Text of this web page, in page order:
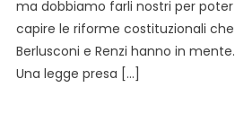
ma dobbiamo farli nostri per poter
capire le riforme costituzionali che
Berlusconi e Renzi hanno in mente.
Una legge presa […]